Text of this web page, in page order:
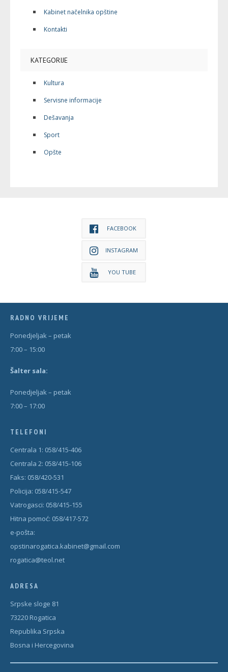
Kabinet načelnika opštine
Kontakti
KATEGORIJE
Kultura
Servisne informacije
Dešavanja
Sport
Opšte
FACEBOOK
INSTAGRAM
YOU TUBE
RADNO VRIJEME
Ponedjeljak – petak
7:00 – 15:00
Šalter sala:
Ponedjeljak – petak
7:00 – 17:00
TELEFONI
Centrala 1: 058/415-406
Centrala 2: 058/415-106
Faks: 058/420-531
Policija: 058/415-547
Vatrogasci: 058/415-155
Hitna pomoć: 058/417-572
e-pošta:
opstinarogatica.kabinet@gmail.com
rogatica@teol.net
ADRESA
Srpske sloge 81
73220 Rogatica
Republika Srpska
Bosna i Hercegovina